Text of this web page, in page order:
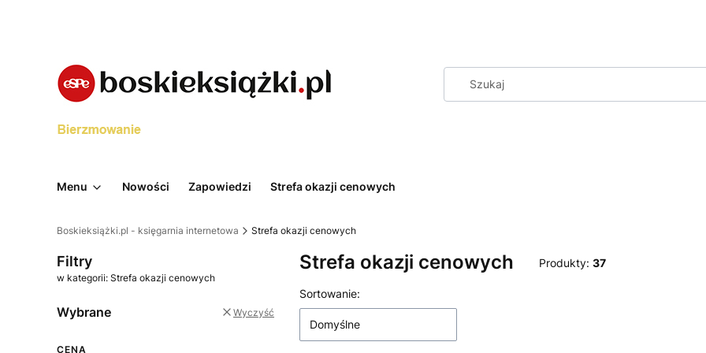
Menu Nowości Zapowiedzi Strefa okazji cenowych
Boskieksiążki.pl - księgarnia internetowa Strefa okazji cenowych
Filtry
w kategorii: Strefa okazji cenowych
Wybrane Wyczyść
CENA
Strefa okazji cenowych Produkty: 37
Lista produktów
Sortowanie:
Domyślne